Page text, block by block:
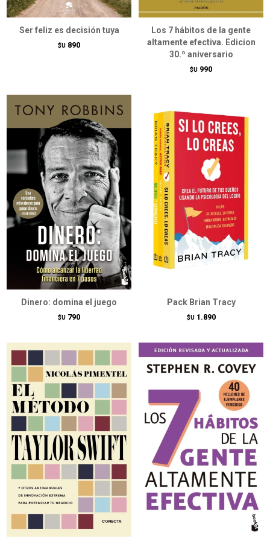
Ser feliz es decisión tuya
$U 890
Los 7 hábitos de la gente
altamente efectiva. Edicion
30.º aniversario
$U 990
Dinero: domina el juego
$U 790
Pack Brian Tracy
$U 1.890